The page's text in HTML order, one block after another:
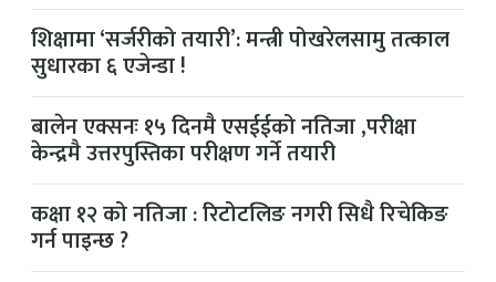
शिक्षामा ‘सर्जरीको तयारी’: मन्त्री पोखरेलसामु तत्काल
सुधारका ६ एजेन्डा !
बालेन एक्सनः १५ दिनमै एसईईको नतिजा ,परीक्षा
केन्द्रमै उत्तरपुस्तिका परीक्षण गर्ने तयारी
कक्षा १२ को नतिजा : रिटोटलिङ नगरी सिधै रिचेकिङ
गर्न पाइन्छ ?